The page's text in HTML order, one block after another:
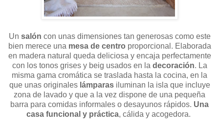
Un salón con unas dimensiones tan generosas como este
bien merece una mesa de centro proporcional. Elaborada
en madera natural queda deliciosa y encaja perfectamente
con los tonos grises y beig usados en la decoración. La
misma gama cromática se traslada hasta la cocina, en la
que unas originales lámparasiluminan la isla que incluye
zona de lavado y que a la vez dispone de una pequeña
barra para comidas informales o desayunos rápidos. Una
casa funcional y práctica, cálida y acogedora.